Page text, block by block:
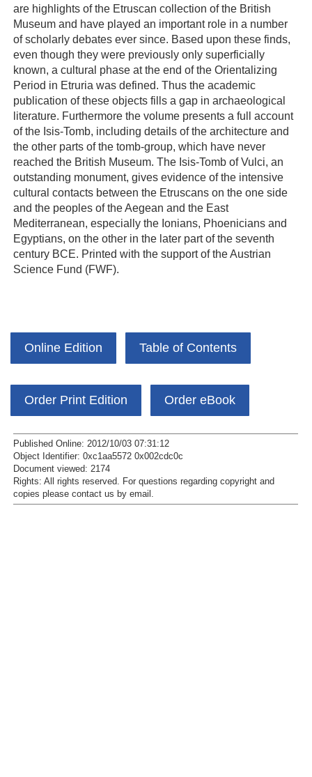
are highlights of the Etruscan collection of the British
Museum and have played an important role in a number
of scholarly debates ever since. Based upon these finds,
even though they were previously only superficially
known, a cultural phase at the end of the Orientalizing
Period in Etruria was defined. Thus the academic
publication of these objects fills a gap in archaeological
literature. Furthermore the volume presents a full account
of the Isis-Tomb, including details of the architecture and
the other parts of the tomb-group, which have never
reached the British Museum. The Isis-Tomb of Vulci, an
outstanding monument, gives evidence of the intensive
cultural contacts between the Etruscans on the one side
and the peoples of the Aegean and the East
Mediterranean, especially the Ionians, Phoenicians and
Egyptians, on the other in the later part of the seventh
century BCE. Printed with the support of the Austrian
Science Fund (FWF).
Online Edition Table of Contents
Order Print Edition Order eBook
Published Online: 2012/10/03 07:31:12
Object Identifier: 0xc1aa5572 0x002cdc0c
Document viewed: 2174
Rights: All rights reserved.
For questions regarding copyright and
copies please contact us by email